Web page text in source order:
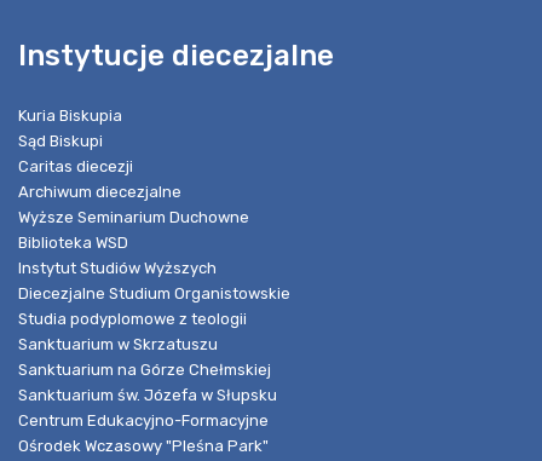
Instytucje diecezjalne
Kuria Biskupia
Sąd Biskupi
Caritas diecezji
Archiwum diecezjalne
Wyższe Seminarium Duchowne
Biblioteka WSD
Instytut Studiów Wyższych
Diecezjalne Studium Organistowskie
Studia podyplomowe z teologii
Sanktuarium w Skrzatuszu
Sanktuarium na Górze Chełmskiej
Sanktuarium św. Józefa w Słupsku
Centrum Edukacyjno-Formacyjne
Ośrodek Wczasowy "Pleśna Park"